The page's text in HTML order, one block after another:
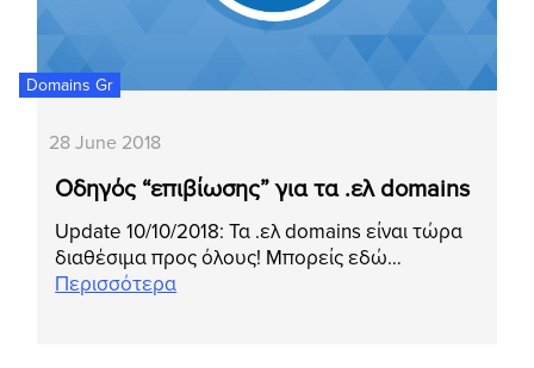
Domains Gr
28 June 2018
Οδηγός “επιβίωσης” για τα .ελ domains
Update 10/10/2018: Τα .ελ domains είναι τώρα
διαθέσιμα προς όλους! Μπορείς εδώ…
Περισσότερα